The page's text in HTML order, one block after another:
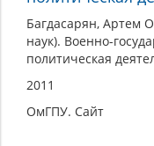
Багдасарян, Артем
наук). Военно-
политическая
2011
ОмГПУ. Сайт